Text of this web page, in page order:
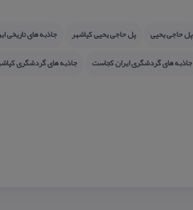
پل حاجی یحیی پل حاجی یحیی كیاشهر جاذبه های تاریخی
جاذبه های گردشگری ایران كجاست
جاذبه های گردشگری